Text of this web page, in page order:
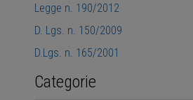
Legge n. 190/2012
D. Lgs. n. 150/2009
D.Lgs. n. 165/2001
Categorie